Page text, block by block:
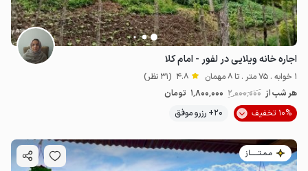
اجاره خانه ویلایی در لفور - امام کلا
1 خوابه . 75 متر . تا 8 مهمان 4.8 (31 نظر)
هر شب از 2٬000٬000 1٬800٬000 تومان
10% تخفیف
20+ رزرو موفق
مـمـتــــــاز